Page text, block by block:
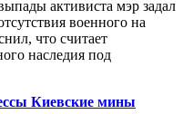
активиста мэр задал
военного на
что считает
наследия под
Киевские мины